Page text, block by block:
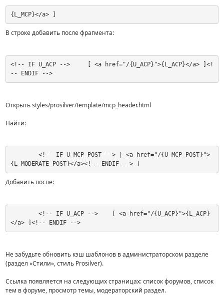
{L_MCP}</a> ]
В строке добавить после фрагмента:
<!-- IF U_ACP -->     [ <a href="/{U_ACP}">{L_ACP}</a> ]<!
-- ENDIF -->
Открыть styles/prosilver/template/mcp_header.html
Найти:
{L_MODERATE_POST}</a><!-- ENDIF --> ]
Добавить после:
</a> ]<!-- ENDIF -->
Не забудьте обновить кэш шаблонов в администраторском разделе
(раздел «Стили», стиль Prosilver).
Ссылка появляется на следующих страницах: список форумов, список
тем в форуме, просмотр темы, модераторский раздел.